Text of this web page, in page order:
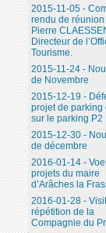
2015-11-05 -
rendu de réunion
Pierre
Directeur de
Tourisme.
2015-11-24 -
de Novembre
2015-12-19 -
projet de parking
sur le parking P2
2015-12-30 -
de décembre
2016-01-14 -
projets du maire
d’Arâches la
2016-01-28 -
répétition de la
Compagnie du